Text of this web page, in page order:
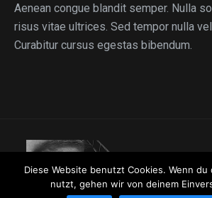
Aenean congue blandit semper. Nulla
risus vitae ultrices. Sed tempor nulla
Curabitur cursus egestas bibendum.
Diese Website benutzt Cookies. Wenn
nutzt, gehen wir von deinem